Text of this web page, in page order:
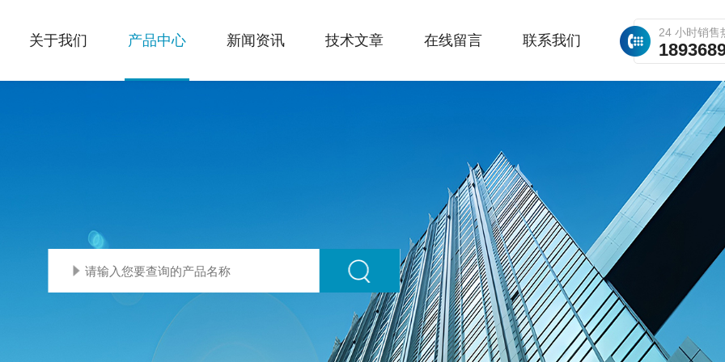
24 小时销售
关于我们 产品中心 新闻资讯 技术文章 在线留言 联系我们